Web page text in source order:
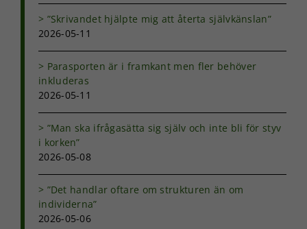
”Skrivandet hjälpte mig att återta självkänslan”
2026-05-11
Parasporten är i framkant men fler behöver
inkluderas
2026-05-11
”Man ska ifrågasätta sig själv och inte bli för styv
i korken”
2026-05-08
”Det handlar oftare om strukturen än om
individerna”
2026-05-06
uppbyggnad,
baserat på
hemsida ska
ditt besök.
Om du nekar